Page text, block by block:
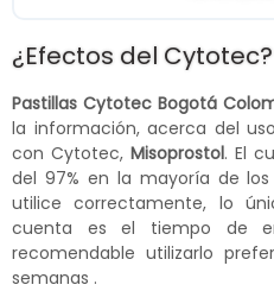
¿Efectos del Cytotec?
Pastillas Cytotec Bogotá
la información, acerca del
con Cytotec, Misoprostol. El
del 97% en la mayoría de
utilice correctamente, lo
cuenta es el tiempo de
recomendable utilizarlo
semanas .